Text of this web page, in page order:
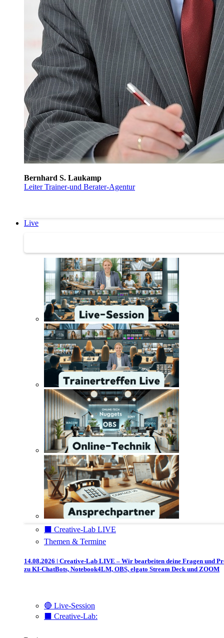
Bernhard S. Laukamp
Leiter Trainer-und Berater-Agentur
Live
⬛️ Creative-Lab LIVE
Themen & Termine
14.08.2026 | Creative-Lab LIVE – Wir bearbeiten deine Fragen und
zu KI-ChatBots, Notebook4LM, OBS, elgato Stream Deck und ZOOM
🔴 Live-Session
⬛️ Creative-Lab: